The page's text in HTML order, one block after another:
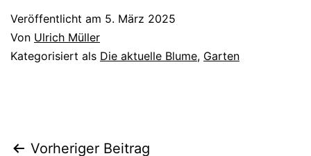
Veröffentlicht am 5. März 2025
Von Ulrich Müller
Kategorisiert als Die aktuelle Blume, Garten
Vorheriger Beitrag